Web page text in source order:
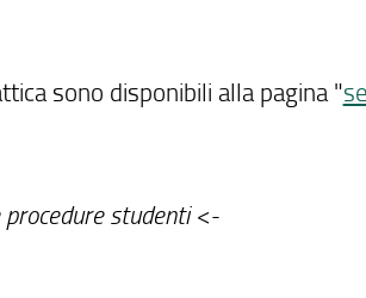
sono disponibili alla pagina "
studenti <-